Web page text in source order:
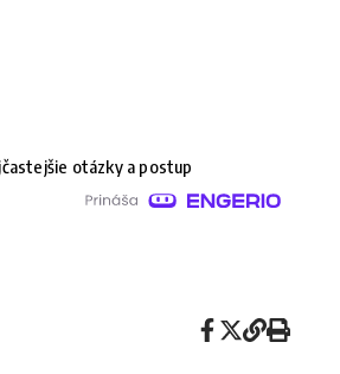
otázky a postup